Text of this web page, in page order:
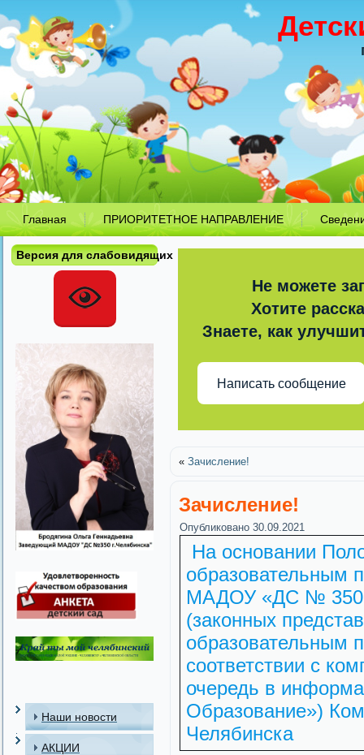
Главная ПРИОРИТЕТНОЕ НАПРАВЛЕНИЕ
Версия для слабовидящих
Наши новости
АКЦИИ
Не можете
Хотите
Знаете, как
Написать сообщение
« Зачисление!
Зачисление!
Опубликовано 30.09.2021
На основании
образовательным
МАДОУ «ДС № 350
(законных
образовательным
соответствии с
очередь в
Образование»)
Челябинска